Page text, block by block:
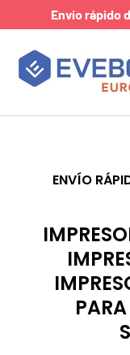
IR AL CONTENIDO
Envío rápido
ENVÍO